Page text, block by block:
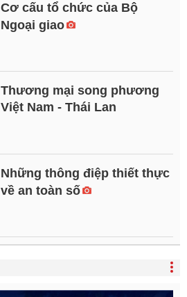
Cơ cấu tổ chức của Bộ
Ngoại giao
Thương mại song phương
Việt Nam - Thái Lan
Những thông điệp thiết thực
về an toàn số